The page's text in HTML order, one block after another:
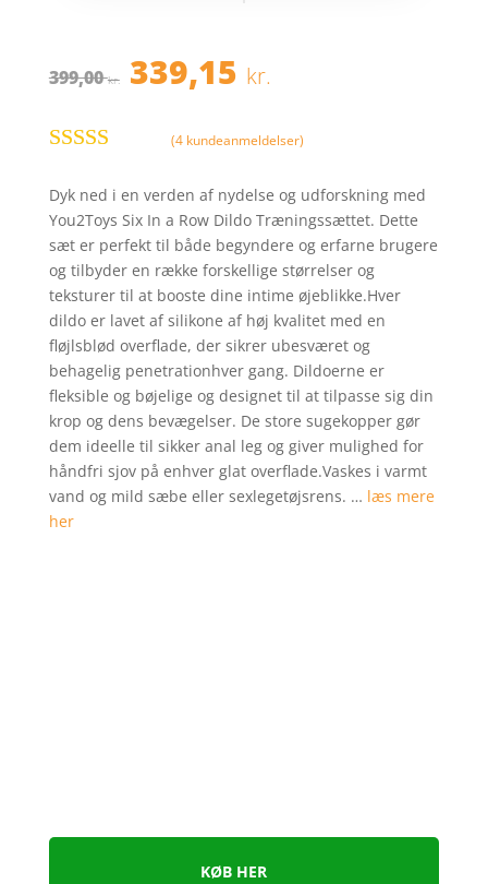
399,00kr. Den
oprindelige
var:
339,15 kr.
er:
som3.7
ud af 5
baseret
på
kundebed
ømmelse
r
(4kundeanmeldelser)
Dyk ned i en verden af nydelse og udforskning med
You2Toys Six In a Row Dildo Træningssættet. Dette
sæt er perfekt til både begyndere og erfarne brugere
og tilbyder en række forskellige størrelser og
teksturer til at booste dine intime øjeblikke.Hver
dildo er lavet af silikone af høj kvalitet med en
fløjlsblød overflade, der sikrer ubesværet og
behagelig penetrationhver gang. Dildoerne er
fleksible og bøjelige og designet til at tilpasse sig din
krop og dens bevægelser. De store sugekopper gør
dem ideelle til sikker anal leg og giver mulighed for
håndfri sjov på enhver glat overflade.Vaskes i varmt
vand og mild sæbe eller sexlegetøjsrens. … læs mere
her
KØB HER